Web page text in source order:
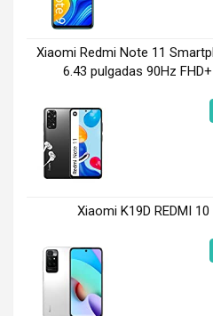
Xiaomi Redmi Note 11
6.43 pulgadas 90Hz
Xiaomi K19D REDMI